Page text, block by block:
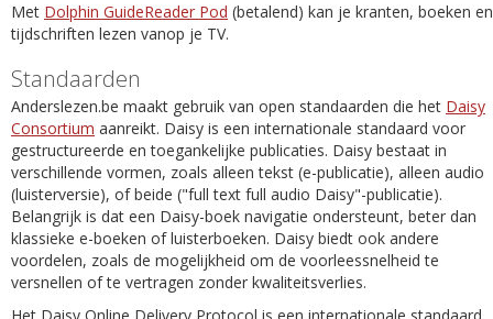
Met Dolphin GuideReader Pod (betalend) kan je kranten, boeken en
tijdschriften lezen vanop je TV.
Standaarden
Anderslezen.be maakt gebruik van open standaarden die het Daisy
Consortium aanreikt. Daisy is een internationale standaard voor
gestructureerde en toegankelijke publicaties. Daisy bestaat in
verschillende vormen, zoals alleen tekst (e-publicatie), alleen audio
(luisterversie), of beide ("full text full audio Daisy"-publicatie).
Belangrijk is dat een Daisy-boek navigatie ondersteunt, beter dan
klassieke e-boeken of luisterboeken. Daisy biedt ook andere
voordelen, zoals de mogelijkheid om de voorleessnelheid te
versnellen of te vertragen zonder kwaliteitsverlies.